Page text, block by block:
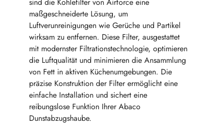
maßgeschneiderte Lösung, um
Luftverunreinigungen wie Gerüche und Partikel
wirksam zu entfernen. Diese Filter, ausgestattet
mit modernster Filtrationstechnologie, optimieren
die Luftqualität und minimieren die Ansammlung
von Fett in aktiven Küchenumgebungen. Die
präzise Konstruktion der Filter ermöglicht eine
einfache Installation und sichert eine
reibungslose Funktion Ihrer Abaco
Dunstabzugshaube.